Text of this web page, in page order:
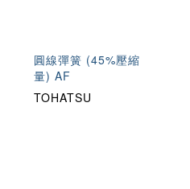
圓線彈簧 (45%壓縮
量) AF
TOHATSU